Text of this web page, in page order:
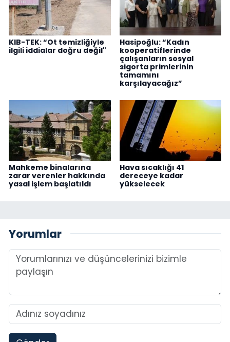
KIB-TEK: “Ot temizliğiyle
ilgili iddialar doğru değil"
Hasipoğlu: “Kadın
kooperatiflerinde
çalışanların sosyal
sigorta primlerinin
tamamını
karşılayacağız”
Mahkeme binalarına
zarar verenler hakkında
yasal işlem başlatıldı
Hava sıcaklığı 41
dereceye kadar
yükselecek
Yorumlar